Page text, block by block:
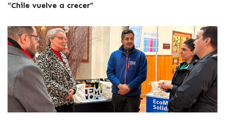
“Chile vuelve a crecer”